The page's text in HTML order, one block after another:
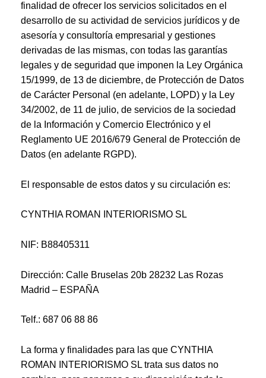
finalidad de ofrecer los servicios solicitados en el
desarrollo de su actividad de servicios jurídicos y de
asesoría y consultoría empresarial y gestiones
derivadas de las mismas, con todas las garantías
legales y de seguridad que imponen la Ley Orgánica
15/1999, de 13 de diciembre, de Protección de Datos
de Carácter Personal (en adelante, LOPD) y la Ley
34/2002, de 11 de julio, de servicios de la sociedad
de la Información y Comercio Electrónico y el
Reglamento UE 2016/679 General de Protección de
Datos (en adelante RGPD).
El responsable de estos datos y su circulación es:
CYNTHIA ROMAN INTERIORISMO SL
NIF: B88405311
Dirección: Calle Bruselas 20b 28232 Las Rozas
Madrid – ESPAÑA
Telf.: 687 06 88 86
La forma y finalidades para las que CYNTHIA
ROMAN INTERIORISMO SL trata sus datos no